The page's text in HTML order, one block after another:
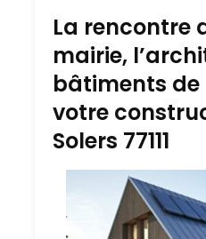
La rencontre
mairie,
bâtiments de
votre
Solers 77111